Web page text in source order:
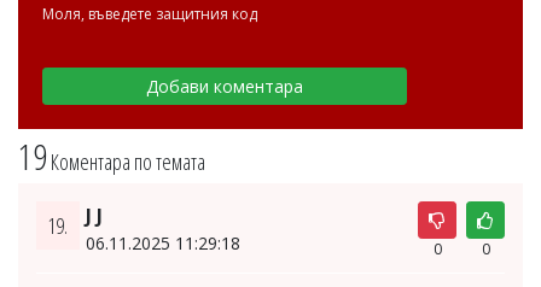
19Коментара по темата
19. J J
06.11.2025 11:29:18 0 0
Моля, въведете защитния код